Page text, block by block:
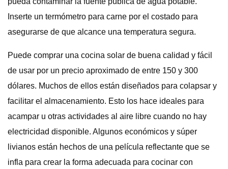
Inserte un termómetro para carne por el costado para
asegurarse de que alcance una temperatura segura.
Puede comprar una cocina solar de buena calidad y fácil
de usar por un precio aproximado de entre 150 y 300
dólares. Muchos de ellos están diseñados para colapsar y
facilitar el almacenamiento. Esto los hace ideales para
acampar u otras actividades al aire libre cuando no hay
electricidad disponible. Algunos económicos y súper
livianos están hechos de una película reflectante que se
infla para crear la forma adecuada para cocinar con